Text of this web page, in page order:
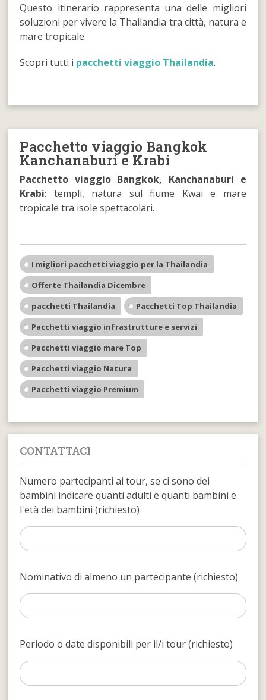
Questo itinerario rappresenta una delle migliori
soluzioni per vivere la Thailandia tra città, natura e
mare tropicale.
Scopri tutti i pacchetti viaggio Thailandia.
Pacchetto viaggio Bangkok
Kanchanaburi e Krabi
Pacchetto viaggio Bangkok, Kanchanaburi e
Krabi: templi, natura sul fiume Kwai e mare
tropicale tra isole spettacolari.
I migliori pacchetti viaggio per la Thailandia
Offerte Thailandia Dicembre
pacchetti Thailandia
Pacchetti Top Thailandia
Pacchetti viaggio infrastrutture e servizi
Pacchetti viaggio mare Top
Pacchetti viaggio Natura
Pacchetti viaggio Premium
CONTATTACI
Numero partecipanti ai tour, se ci sono dei
bambini indicare quanti adulti e quanti bambini e
l'età dei bambini (richiesto)
Nominativo di almeno un partecipante (richiesto)
Periodo o date disponibili per il/i tour (richiesto)